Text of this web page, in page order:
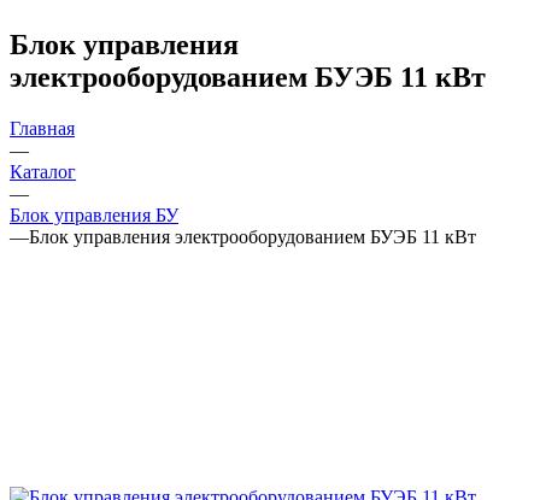
Блок управления
электрооборудованием БУЭБ 11 кВт
Главная
—
Каталог
—
Блок управления БУ
—Блок управления электрооборудованием БУЭБ 11 кВт